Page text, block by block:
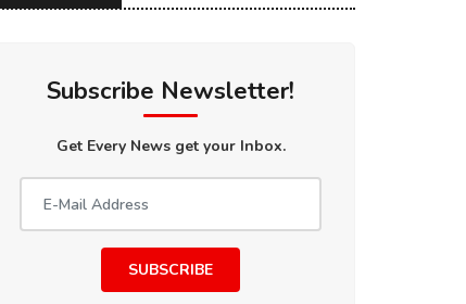
Subscribe Newsletter!
Get Every News get your Inbox.
SUBSCRIBE